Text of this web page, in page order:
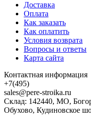
Доставка
Оплата
Как заказать
Как оплатить
Условия возврата
Вопросы и ответы
Карта сайта
Контактная информация
+7(495)
sales@pere-stroika.ru
Склад: 142440, МО,
Обухово, Кудиновское